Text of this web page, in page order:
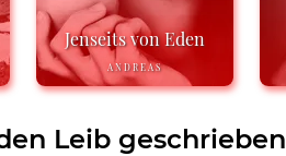
Jenseits von Eden
ANDREAS
Leib geschrieben